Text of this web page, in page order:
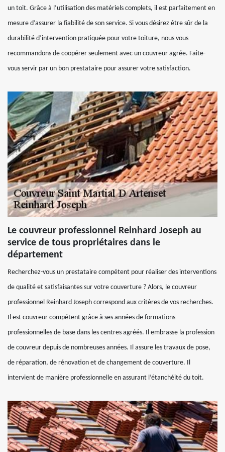
un toit. Grâce à l’utilisation des matériels complets, il est parfaitement en
mesure d’assurer la fiabilité de son service. Si vous désirez être sûr de la
durabilité d’intervention pratiquée pour votre toiture, nous vous
recommandons de coopérer seulement avec un couvreur agrée. Faite-
vous servir par un bon prestataire pour assurer votre satisfaction.
Le couvreur professionnel Reinhard Joseph au
service de tous propriétaires dans le
département
Recherchez-vous un prestataire compétent pour réaliser des interventions
de qualité et satisfaisantes sur votre couverture ? Alors, le couvreur
professionnel Reinhard Joseph correspond aux critères de vos recherches.
Il est couvreur compétent grâce à ses années de formations
professionnelles de base dans les centres agréés. Il embrasse la profession
de couvreur depuis de nombreuses années. Il assure les travaux de pose,
de réparation, de rénovation et de changement de couverture. Il
intervient de manière professionnelle en assurant l’étanchéité du toit.